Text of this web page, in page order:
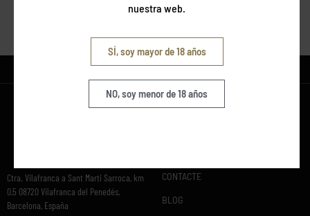
Ctra. Vilafranca a Sant Marti Sarroca, km
0,5 08720 Vilafranca del Penedés,
Barcelona, España
CONTACTE
BLOG
nuestra web.
SÍ, soy mayor de 18 años
NO, soy menor de 18 años